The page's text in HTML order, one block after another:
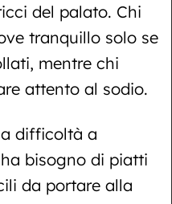
del palato. Chi
tranquillo solo se
mentre chi
attento al sodio.
difficoltà a
bisogno di piatti
da portare alla